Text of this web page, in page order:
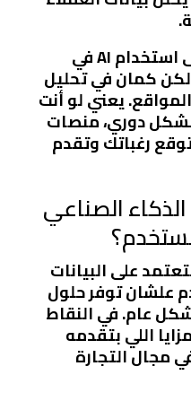
الموضوع مش مقتصر على استخدام AI في
لكن كمان فيتحليل
يعني لو أنت
دوري، منصات
رغباتك وتقدم
الصناعي
علىالبيانات
علشان توفر حلول
عام. في النقاط
اللي بتقدمه
مجال التجارة